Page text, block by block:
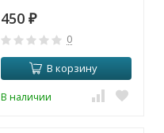
450 ₽
0
В корзину
В наличии